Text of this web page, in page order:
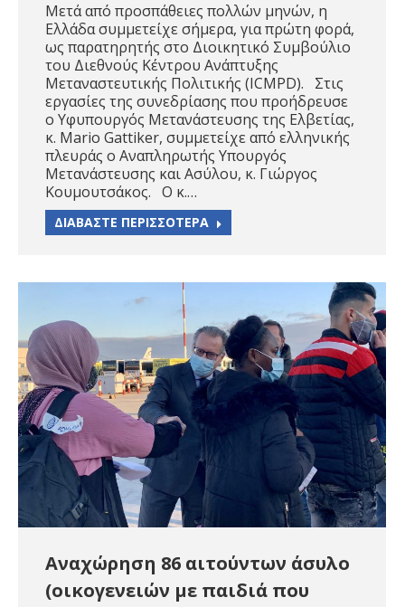
Μετά από προσπάθειες πολλών μηνών, η
Ελλάδα συμμετείχε σήμερα, για πρώτη φορά,
ως παρατηρητής στο Διοικητικό Συμβούλιο
του Διεθνούς Κέντρου Ανάπτυξης
Μεταναστευτικής Πολιτικής (ICMPD). Στις
εργασίες της συνεδρίασης που προήδρευσε
ο Υφυπουργός Μετανάστευσης της Ελβετίας,
κ. Mario Gattiker, συμμετείχε από ελληνικής
πλευράς ο Αναπληρωτής Υπουργός
Μετανάστευσης και Ασύλου, κ. Γιώργος
Κουμουτσάκος. Ο κ.…
ΔΙΑΒΑΣΤΕ ΠΕΡΙΣΣΟΤΕΡΑ
Αναχώρηση 86 αιτούντων άσυλο
(οικογενειών με παιδιά που